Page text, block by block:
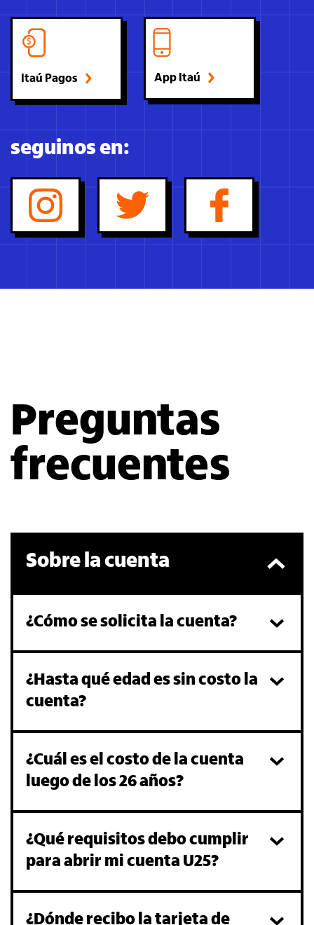
Itaú Pagos App Itaú
seguinos en:
Preguntas
frecuentes
Sobre la cuenta
¿Cómo se solicita la cuenta?
¿Hasta qué edad es sin costo la
cuenta?
¿Cuál es el costo de la cuenta
luego de los 26 años?
¿Qué requisitos debo cumplir
para abrir mi cuenta U25?
¿Dónde recibo la tarjeta de